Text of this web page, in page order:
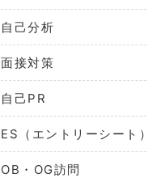
自己分析
面接対策
自己PR
ES（エントリーシート）
OB・OG訪問